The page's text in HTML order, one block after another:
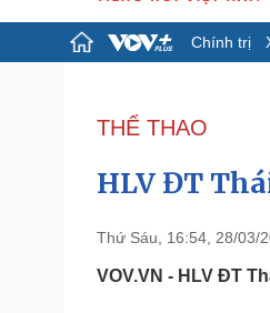
Chính trị
Đảng
Tổ chức nhân sự
Nhận diện sự thật
Pháp luật
THỂ THAO
HLV ĐT
Thứ Sáu, 16:54, 28/03/
VOV.VN - HLV ĐT